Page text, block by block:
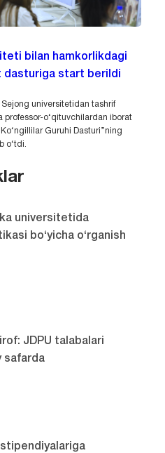
bilan hamkorlikdagi
dasturiga start berildi
universitetidan tashrif
professor-o‘qituvchilardan iborat
Guruhi Dasturi”ning
o‘tdi.
universitetida
bo‘yicha o‘rganish
JDPU talabalari
safarda